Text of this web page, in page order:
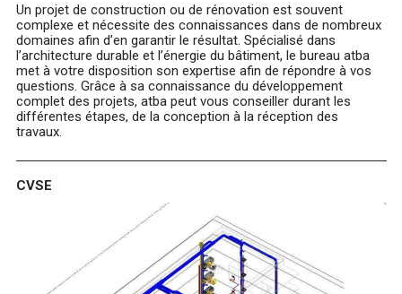
Un projet de construction ou de rénovation est souvent
complexe et nécessite des connaissances dans de nombreux
domaines afin d’en garantir le résultat. Spécialisé dans
l’architecture durable et l’énergie du bâtiment, le bureau atba
met à votre disposition son expertise afin de répondre à vos
questions. Grâce à sa connaissance du développement
complet des projets, atba peut vous conseiller durant les
différentes étapes, de la conception à la réception des
travaux.
CVSE